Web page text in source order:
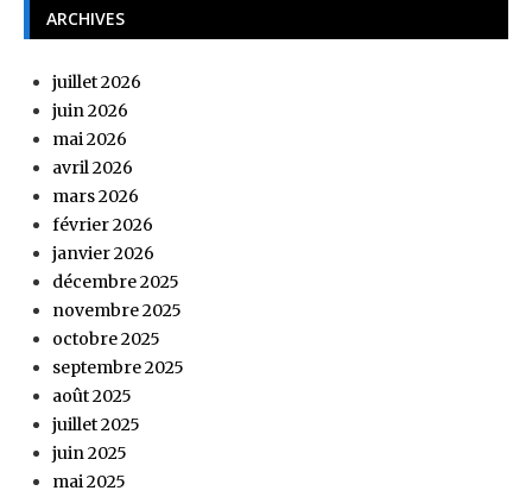
ARCHIVES
juillet 2026
juin 2026
mai 2026
avril 2026
mars 2026
février 2026
janvier 2026
décembre 2025
novembre 2025
octobre 2025
septembre 2025
août 2025
juillet 2025
juin 2025
mai 2025